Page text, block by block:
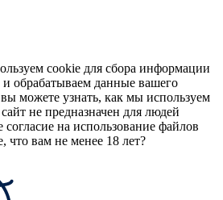
cookie для сбора информации
и обрабатываем данные вашего
вы можете узнать, как мы используем
не предназначен для людей
на использование файлов
что вам не менее 18 лет?